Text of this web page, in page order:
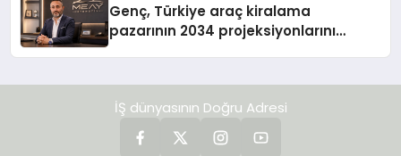
Genç, Türkiye araç kiralama
pazarının 2034 projeksiyonlarını
İŞ dünyasının Doğru Adresi